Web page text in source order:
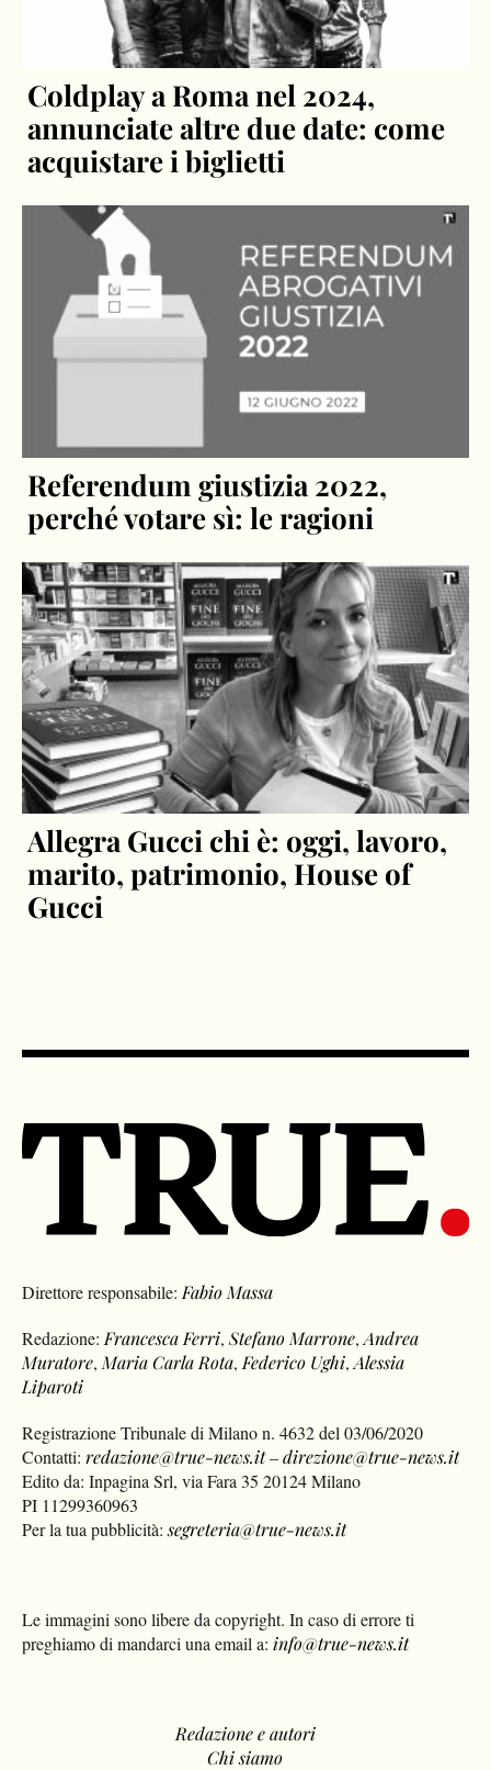
Coldplay a Roma nel 2024,
annunciate altre due date: come
acquistare i biglietti
Referendum giustizia 2022,
perché votare sì: le ragioni
Allegra Gucci chi è: oggi, lavoro,
marito, patrimonio, House of
Gucci
Direttore responsabile: Fabio Massa
Redazione: Francesca Ferri,Stefano Marrone,Andrea
Muratore, Maria Carla Rota, Federico Ughi,Alessia
Liparoti
Registrazione Tribunale di Milano n. 4632 del 03/06/2020
Contatti:redazione@true-news.it–direzione@true-news.it
Edito da: Inpagina Srl, via Fara 35 20124 Milano
PI 11299360963
Per la tua pubblicità:segreteria@true-news.it
Le immagini sono libere da copyright. In caso di errore ti
preghiamo di mandarci una email a: info@true-news.it
Redazione e autori
Chi siamo